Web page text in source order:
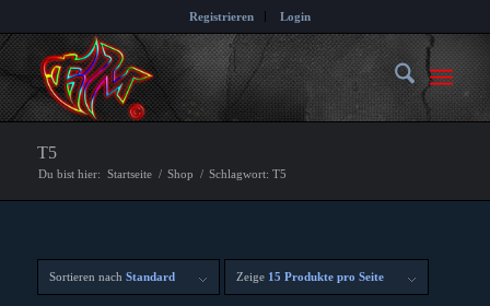
Registrieren Login
T5
Du bist hier: Startseite / Shop / Schlagwort: T5
Sortieren nach Standard Zeige 15 Produkte pro Seite